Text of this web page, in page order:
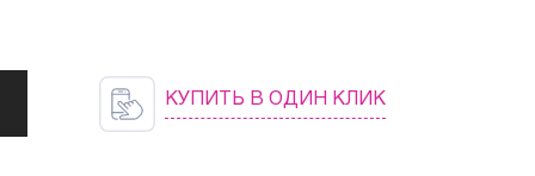
КУПИТЬ В ОДИН КЛИК